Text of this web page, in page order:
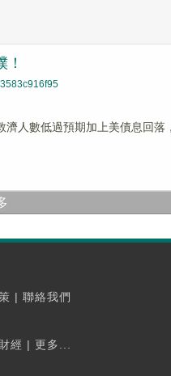
人數低過預期加上美債息回
| 聯絡我們
經 | 更多...